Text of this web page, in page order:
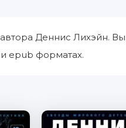
Деннис Лихэйн.
epub форматах.